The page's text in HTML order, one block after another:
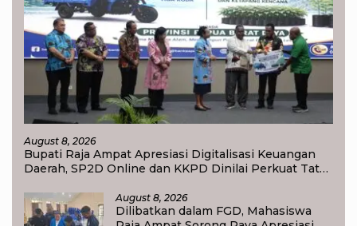
August 8, 2026
Bupati Raja Ampat Apresiasi Digitalisasi Keuangan
Daerah, SP2D Online dan KKPD Dinilai Perkuat Tata
August 8, 2026
Dilibatkan dalam FGD, Mahasiswa